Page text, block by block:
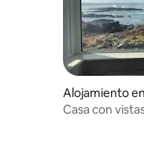
Alojamiento
Casa con